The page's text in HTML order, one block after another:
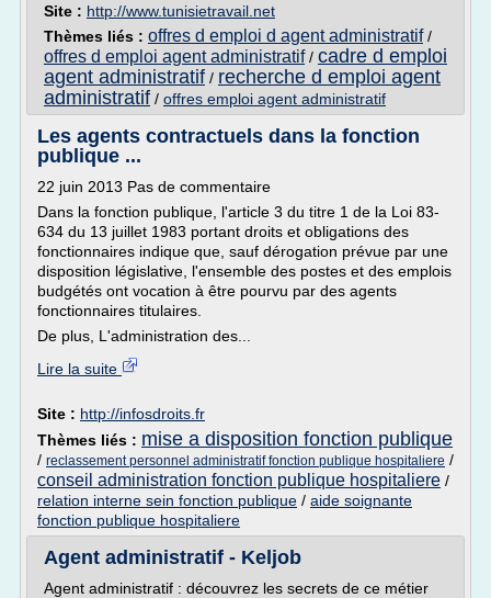
Site : http://www.tunisietravail.net
Thèmes liés : offres d emploi d agent administratif/
offres d emploi agent administratif/ cadre d emploi
agent administratif / recherche d emploi agent
administratif / offres emploi agent administratif
Les agents contractuels dans la fonction
publique ...
22 juin 2013 Pas de commentaire
Dans la fonction publique, l'article 3 du titre 1 de la Loi 83-
634 du 13 juillet 1983 portant droits et obligations des
fonctionnaires indique que, sauf dérogation prévue par une
disposition législative, l'ensemble des postes et des emplois
budgétés ont vocation à être pourvu par des agents
fonctionnaires titulaires.
De plus, L'administration des...
Lire la suite
Site : http://infosdroits.fr
Thèmes liés : mise a disposition fonction publique
/ reclassement personnel administratif fonction publique hospitaliere /
conseil administration fonction publique hospitaliere /
relation interne sein fonction publique / aide soignante
fonction publique hospitaliere
Agent administratif - Keljob
Agent administratif : découvrez les secrets de ce métier